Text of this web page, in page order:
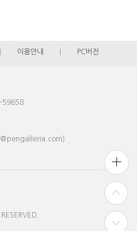
이용안내 PC버전
59658